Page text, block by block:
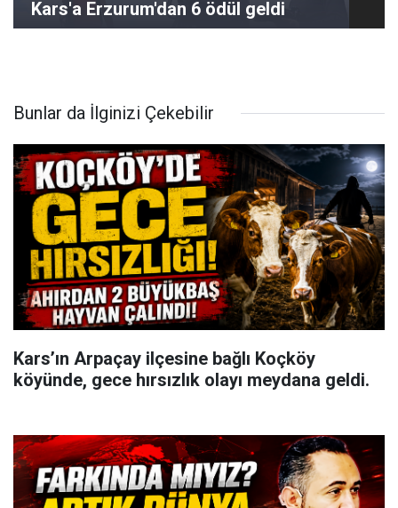
Kars'a Erzurum'dan 6 ödül geldi
Bunlar da İlginizi Çekebilir
Kars’ın Arpaçay ilçesine bağlı Koçköy
köyünde, gece hırsızlık olayı meydana geldi.